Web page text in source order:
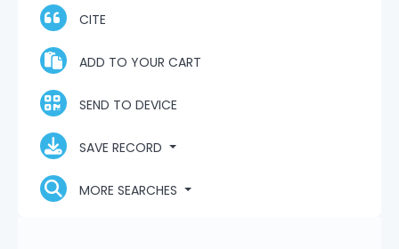
CITE
ADD TO YOUR CART
SEND TO DEVICE
SAVE RECORD
MORE SEARCHES